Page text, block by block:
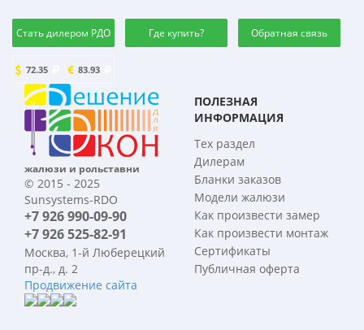
Стать дилером РДО Где купить? Обратная связь
72.35 83.93
жалюзи и рольставни
© 2015 - 2025
Sunsystems-RDO
+7 926 990-09-90
+7 926 525-82-91
Москва, 1-й Люберецкий
пр-д., д. 2
Продвижение сайта
ПОЛЕЗНАЯ
ИНФОРМАЦИЯ
Тех раздел
Дилерам
Бланки заказов
Модели жалюзи
Как произвести замер
Как произвести монтаж
Сертификаты
Публичная оферта